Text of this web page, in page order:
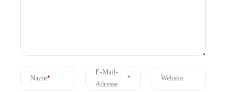
Name*
E-Mail-
Adresse
* Website